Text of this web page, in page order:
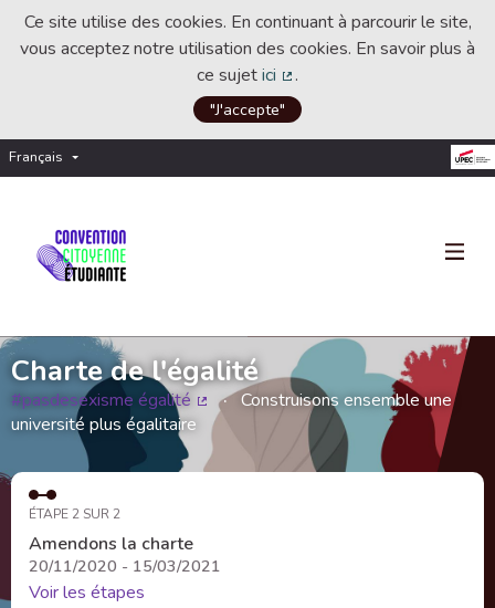
Ce site utilise des cookies. En continuant à parcourir le site,
vous acceptez notre utilisation des cookies. En savoir plus à
ce sujetici
(Lien externe)
.
"J'accepte"
Français Choisir la langue
Charte de l'égalité
#pasdesexisme égalité
(Lien externe)
Construisons ensemble une
université plus égalitaire
ÉTAPE 2 SUR 2
Amendons la charte
20/11/2020 - 15/03/2021
Voir les étapes